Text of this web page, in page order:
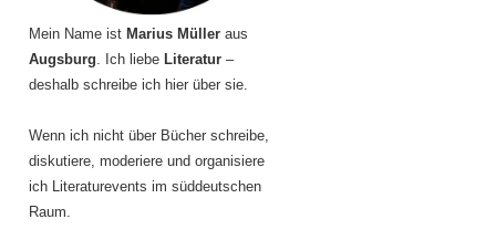
Mein Name ist Marius Müller aus
Augsburg. Ich liebe Literatur –
deshalb schreibe ich hier über sie.
Wenn ich nicht über Bücher schreibe,
diskutiere, moderiere und organisiere
ich Literaturevents im süddeutschen
Raum.